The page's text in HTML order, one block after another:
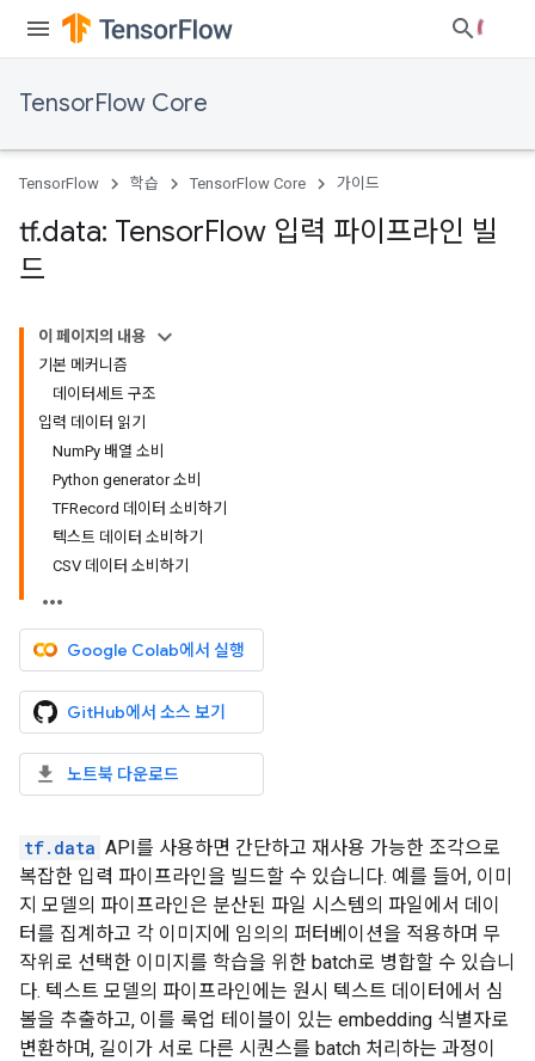
TensorFlow Core
TensorFlow 학습 TensorFlow Core 가이드
tf.data: TensorFlow 입력 파이프라인 빌
드
이 페이지의 내용
기본 메커니즘
데이터세트 구조
입력 데이터 읽기
NumPy 배열 소비
Python generator 소비
TFRecord 데이터 소비하기
텍스트 데이터 소비하기
CSV 데이터 소비하기
Google Colab에서 실행
GitHub에서 소스 보기
노트북 다운로드
tf.data API를 사용하면 간단하고 재사용 가능한 조각으로
복잡한 입력 파이프라인을 빌드할 수 있습니다. 예를 들어, 이미
지 모델의 파이프라인은 분산된 파일 시스템의 파일에서 데이
터를 집계하고 각 이미지에 임의의 퍼터베이션을 적용하며 무
작위로 선택한 이미지를 학습을 위한 batch로 병합할 수 있습니
다. 텍스트 모델의 파이프라인에는 원시 텍스트 데이터에서 심
볼을 추출하고, 이를 룩업 테이블이 있는 embedding 식별자로
변환하며, 길이가 서로 다른 시퀀스를 batch 처리하는 과정이